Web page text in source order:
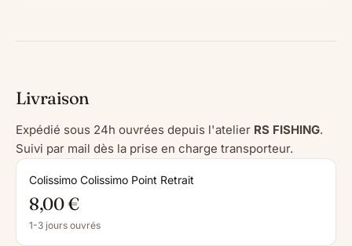
Livraison
Expédié sous 24h ouvrées depuis l'atelier RS FISHING.
Suivi par mail dès la prise en charge transporteur.
Colissimo Colissimo Point Retrait
8,00 €
1-3 jours ouvrés